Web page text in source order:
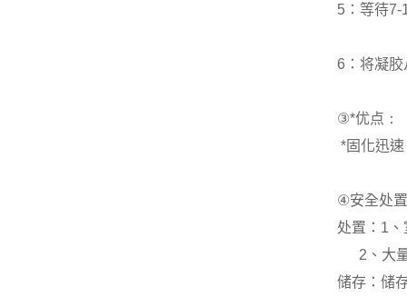
5 ：等待7-
6 ：将凝
③*优点 ：
*固化迅
④安全处
处置： 1
2 、大
储存：储